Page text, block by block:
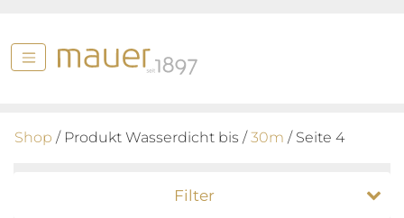
Shop / Produkt Wasserdicht bis /30m / Seite 4
Filter